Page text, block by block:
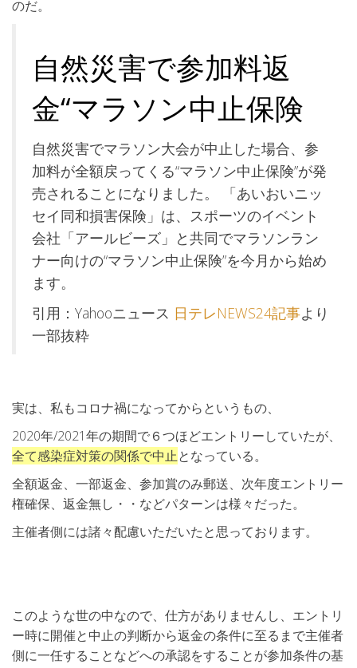
のだ。
自然災害で参加料返
金“マラソン中止保険
自然災害でマラソン大会が中止した場合、参
加料が全額戻ってくる“マラソン中止保険”が発
売されることになりました。 「あいおいニッ
セイ同和損害保険」は、スポーツのイベント
会社「アールビーズ」と共同でマラソンラン
ナー向けの“マラソン中止保険”を今月から始め
ます。
引用：Yahooニュース 日テレNEWS24記事より
一部抜粋
実は、私もコロナ禍になってからというもの、
2020年/2021年の期間で６つほどエントリーしていたが、
全て感染症対策の関係で中止となっている。
全額返金、一部返金、参加賞のみ郵送、次年度エントリー
権確保、返金無し・・などパターンは様々だった。
主催者側には諸々配慮いただいたと思っております。
このような世の中なので、仕方がありませんし、エントリ
ー時に開催と中止の判断から返金の条件に至るまで主催者
側に一任することなどへの承認をすることが参加条件の基